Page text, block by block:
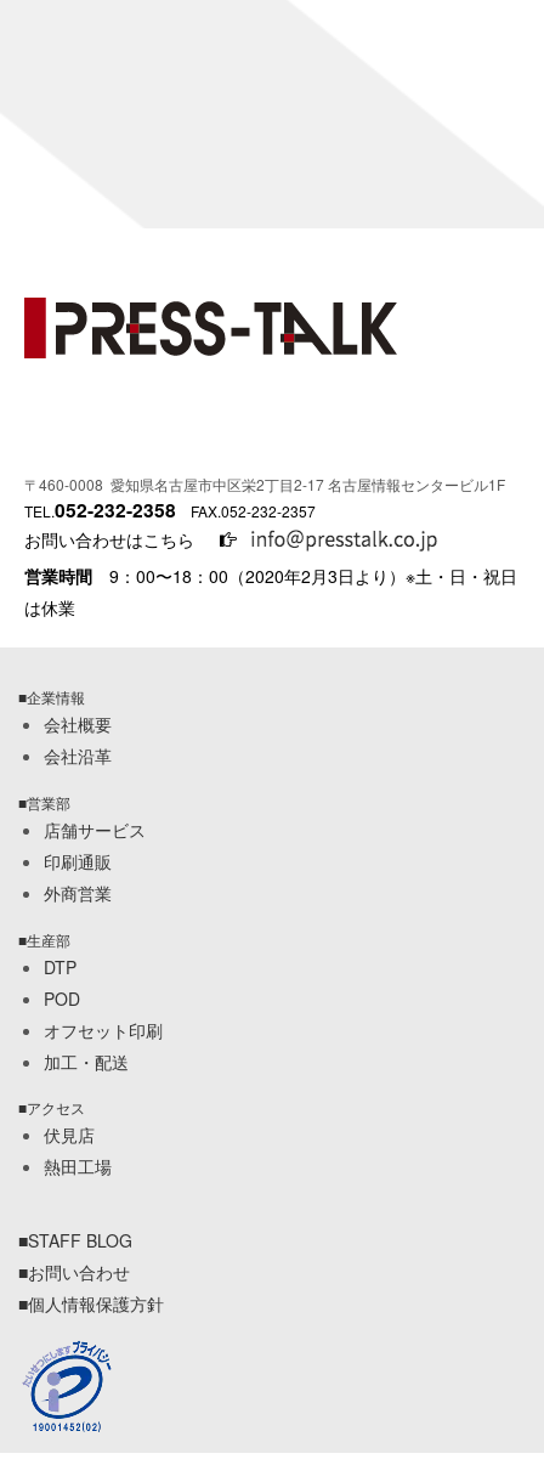
〒460-0008 愛知県名古屋市中区栄2丁目2-17 名古屋情報センタービル1F
TEL.052-232-2358 FAX.052-232-2357
お問い合わせはこちら
営業時間 9：00〜18：00（2020年2月3日より）※土・日・祝日
は休業
■企業情報
会社概要
会社沿革
■営業部
店舗サービス
印刷通販
外商営業
■生産部
DTP
POD
オフセット印刷
加工・配送
■アクセス
伏見店
熱田工場
■STAFF BLOG
■お問い合わせ
■個人情報保護方針